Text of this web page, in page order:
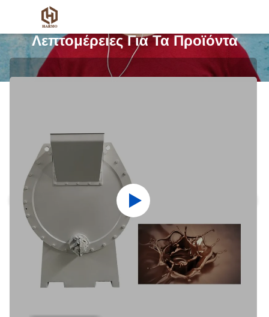
Λεπτομέρειες Για Τα Προϊόντα